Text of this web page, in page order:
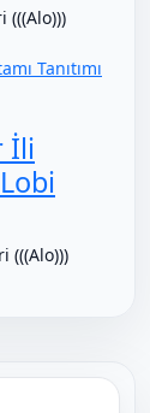
(((Alo)))
İli
(((Alo)))